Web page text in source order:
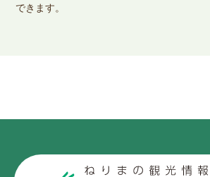
できます。